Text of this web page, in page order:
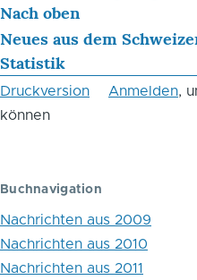
Links
für
das
Blättern
aus
dem
Nach oben
Neues aus dem
Statistik
Druckversion Anmelden,
können
Buchnavigation
Nachrichten aus 2009
Nachrichten aus 2010
Nachrichten aus 2011